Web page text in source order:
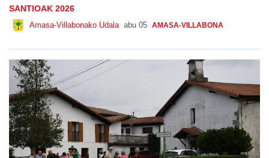
SANTIOAK 2026
Amasa-Villabonako Udala abu 05 AMASA-VILLABONA